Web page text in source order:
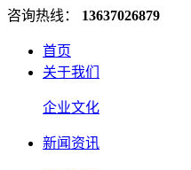
咨询热线： 13637026879
首页
关于我们
企业文化
新闻资讯